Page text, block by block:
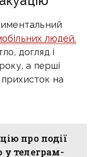
людей.
догляд і
а перші
на
про події
у телеграм-